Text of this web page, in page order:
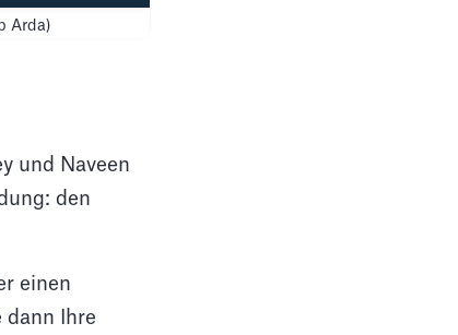
Arda)
und Naveen
den
einen
dann Ihre